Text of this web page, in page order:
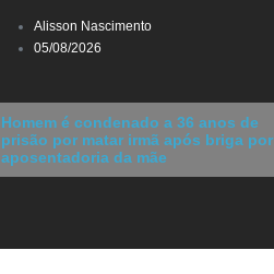
Alisson Nascimento
05/08/2026
Homem é condenado a 36 anos de
prisão por matar irmã após briga por
aposentadoria da mãe